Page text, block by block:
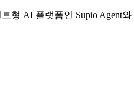
형 AI 플랫폼인 Supio Agent와